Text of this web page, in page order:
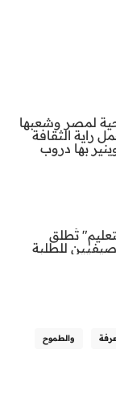
لمصر وشعبها
راية الثقافة
بها دروب
تُطلق
للطلبة
والطموح